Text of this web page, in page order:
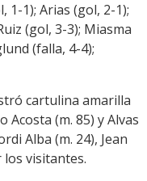
1-1); Arias (gol, 2-1);
(gol, 3-3); Miasma
(falla, 4-4);
cartulina amarilla
Acosta (m. 85) y Alvas
Alba (m. 24), Jean
los visitantes.